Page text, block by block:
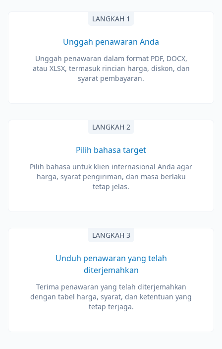
LANGKAH 1
Unggah penawaran Anda
Unggah penawaran dalam format PDF, DOCX,
atau XLSX, termasuk rincian harga, diskon, dan
syarat pembayaran.
LANGKAH 2
Pilih bahasa target
Pilih bahasa untuk klien internasional Anda agar
harga, syarat pengiriman, dan masa berlaku
tetap jelas.
LANGKAH 3
Unduh penawaran yang telah
diterjemahkan
Terima penawaran yang telah diterjemahkan
dengan tabel harga, syarat, dan ketentuan yang
tetap terjaga.